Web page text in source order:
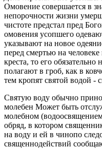
Омовение совершается в
непорочности жизни
чистоте предстал пред
омовения усопшего
указывают на новое
перед смертью на
креста, то его
полагают в гроб, как в
тем кропят святой водой -
Святую воду обычно
молебен Может быть
молебном
обряд, в котором
на воду и ей в чинопо
священнодействий